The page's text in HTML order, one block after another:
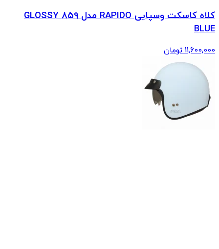
کلاه کاسکت وسپایی RAPIDO مدل 859 GLOSSY
BLUE
11,600,000 تومان